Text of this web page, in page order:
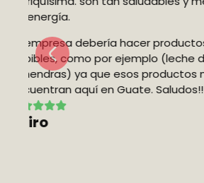
los productos son frescos y de
sabor
Fluvia J.